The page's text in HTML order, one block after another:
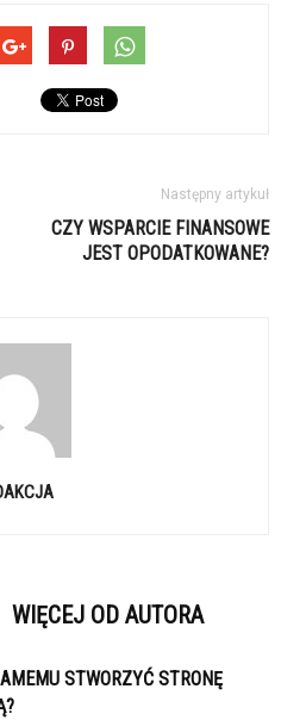
Następny artykuł
CZY WSPARCIE FINANSOWE
JEST OPODATKOWANE?
WIĘCEJ OD AUTORA
STWORZYĆ STRONĘ